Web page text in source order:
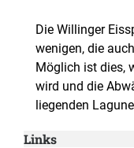
Die Willinger
wenigen, die
Möglich ist dies,
wird und die
liegenden
Links